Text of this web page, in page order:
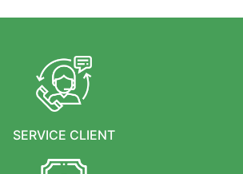
SERVICE CLIENT